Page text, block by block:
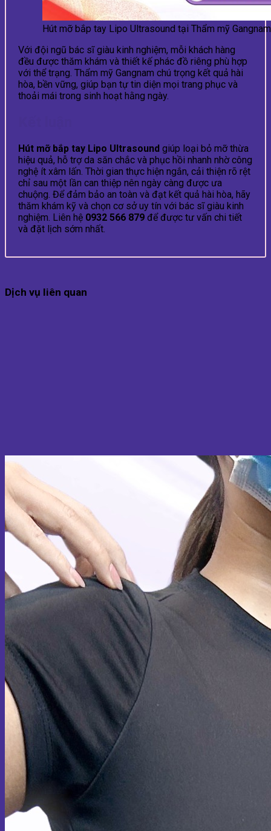
Hút mỡ bắp tay Lipo Ultrasound tại Thẩm mỹ Gangnam
Với đội ngũ bác sĩ giàu kinh nghiệm, mỗi khách hàng
đều được thăm khám và thiết kế phác đồ riêng phù hợp
với thể trạng. Thẩm mỹ Gangnam chú trọng kết quả hài
hòa, bền vững, giúp bạn tự tin diện mọi trang phục và
thoải mái trong sinh hoạt hằng ngày.
Hút mỡ bắp tay Lipo Ultrasound giúp loại bỏ mỡ thừa
hiệu quả, hỗ trợ da săn chắc và phục hồi nhanh nhờ công
nghệ ít xâm lấn. Thời gian thực hiện ngắn, cải thiện rõ rệt
chỉ sau một lần can thiệp nên ngày càng được ưa
chuộng. Để đảm bảo an toàn và đạt kết quả hài hòa, hãy
thăm khám kỹ và chọn cơ sở uy tín với bác sĩ giàu kinh
nghiệm. Liên hệ 0932 566 879 để được tư vấn chi tiết
và đặt lịch sớm nhất.
Dịch vụ liên quan